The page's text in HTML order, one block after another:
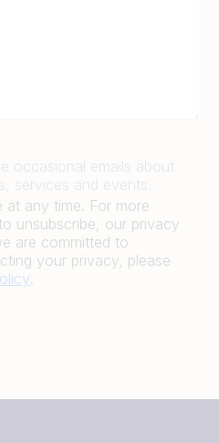
occasional emails about
services and events.
at any time. For more
unsubscribe, our privacy
are committed to
your privacy, please
.